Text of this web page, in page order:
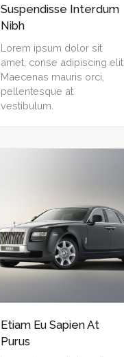
Suspendisse Interdum
Nibh
Lorem ipsum dolor sit
amet, conse adipiscing elit.
Maecenas mauris orci,
pellentesque at
vestibulum.
Etiam Eu Sapien At
Purus